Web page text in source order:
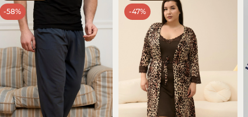
-58% -47%